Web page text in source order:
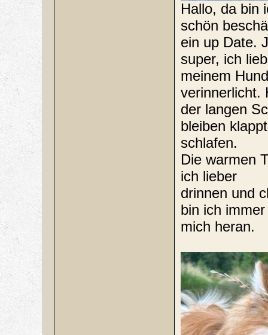
Hallo, da bin
schön
ein up Date.
super, ich
meinem
verinnerlicht.
der langen
bleiben
schlafen.
Die warmen
ich lieber
drinnen und
bin ich
mich heran.